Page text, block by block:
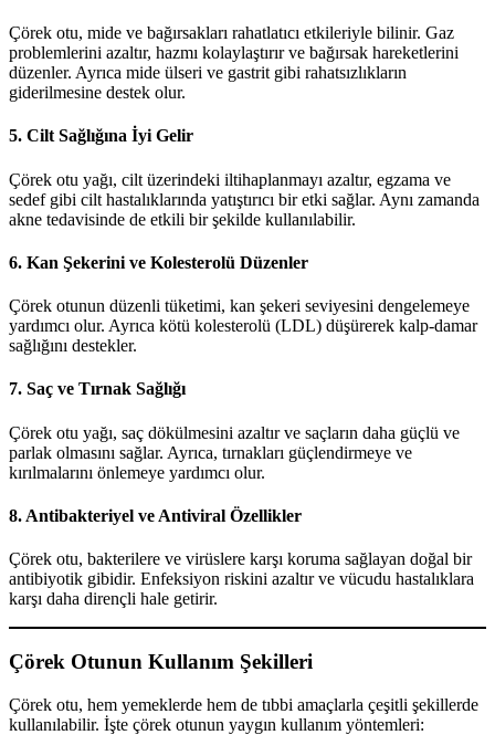
Çörek otu, mide ve bağırsakları rahatlatıcı etkileriyle bilinir. Gaz
problemlerini azaltır, hazmı kolaylaştırır ve bağırsak hareketlerini
düzenler. Ayrıca mide ülseri ve gastrit gibi rahatsızlıkların
giderilmesine destek olur.
5. Cilt Sağlığına İyi Gelir
Çörek otu yağı, cilt üzerindeki iltihaplanmayı azaltır, egzama ve
sedef gibi cilt hastalıklarında yatıştırıcı bir etki sağlar. Aynı zamanda
akne tedavisinde de etkili bir şekilde kullanılabilir.
6. Kan Şekerini ve Kolesterolü Düzenler
Çörek otunun düzenli tüketimi, kan şekeri seviyesini dengelemeye
yardımcı olur. Ayrıca kötü kolesterolü (LDL) düşürerek kalp-damar
sağlığını destekler.
7. Saç ve Tırnak Sağlığı
Çörek otu yağı, saç dökülmesini azaltır ve saçların daha güçlü ve
parlak olmasını sağlar. Ayrıca, tırnakları güçlendirmeye ve
kırılmalarını önlemeye yardımcı olur.
8. Antibakteriyel ve Antiviral Özellikler
Çörek otu, bakterilere ve virüslere karşı koruma sağlayan doğal bir
antibiyotik gibidir. Enfeksiyon riskini azaltır ve vücudu hastalıklara
karşı daha dirençli hale getirir.
Çörek Otunun Kullanım Şekilleri
Çörek otu, hem yemeklerde hem de tıbbi amaçlarla çeşitli şekillerde
kullanılabilir. İşte çörek otunun yaygın kullanım yöntemleri: